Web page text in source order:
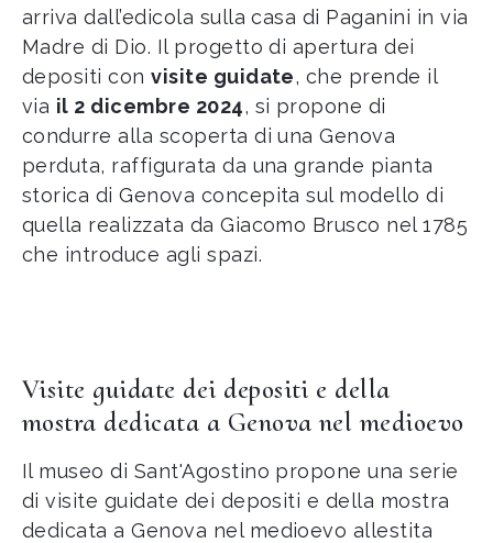
arriva dall’edicola sulla casa di Paganini in via
Madre di Dio. Il progetto di apertura dei
depositi convisite guidate, che prende il
via il 2 dicembre 2024, si propone di
condurre alla scoperta di una Genova
perduta, raffigurata da una grande pianta
storica di Genova concepita sul modello di
quella realizzata da Giacomo Brusco nel 1785
che introduce agli spazi.
Visite guidate dei depositi e della
mostra dedicata a Genova nel medioevo
Il museo di Sant'Agostino propone una serie
di visite guidate dei depositi e della mostra
dedicata a Genova nel medioevo allestita